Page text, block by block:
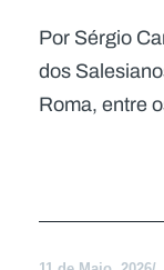
Por Sérgio
dos
Roma, entre